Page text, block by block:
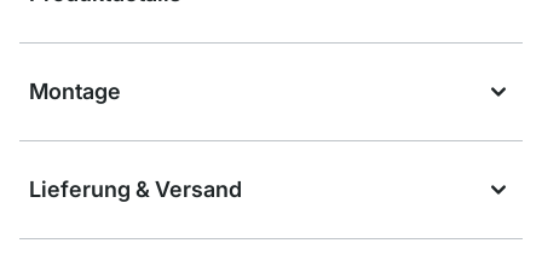
Montage
Lieferung & Versand